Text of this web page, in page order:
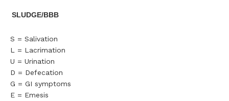
SLUDGE/BBB
S = Salivation
L = Lacrimation
U = Urination
D = Defecation
G = GI symptoms
E = Emesis